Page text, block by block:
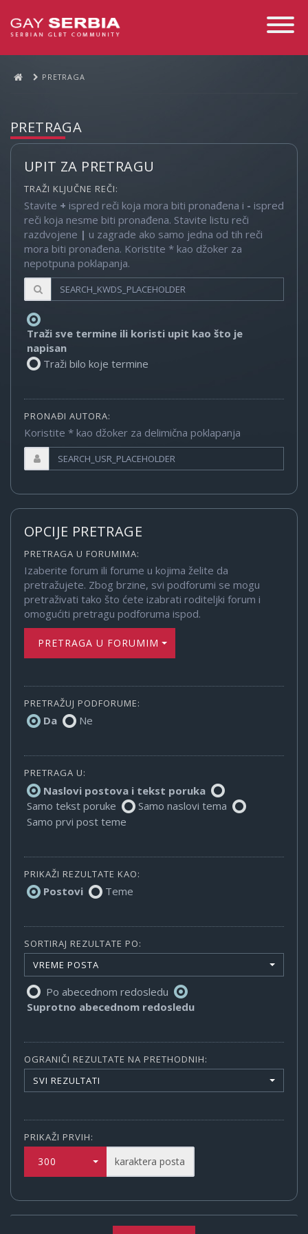
Toggle
PRETRAGA
PRETRAGA
UPIT ZA PRETRAGU
TRAŽI KLJUČNE REČI:
Stavite + ispred reči koja mora biti pronađena i - ispred
reči koja nesme biti pronađena. Stavite listu reči
razdvojene | u zagrade ako samo jedna od tih reči
mora biti pronađena. Koristite * kao džoker za
nepotpuna poklapanja.
Traži sve termine ili koristi upit kao što je
napisan
Traži bilo koje termine
PRONAĐI AUTORA:
Koristite * kao džoker za delimična poklapanja
OPCIJE PRETRAGE
PRETRAGA U FORUMIMA:
Izaberite forum ili forume u kojima želite da
pretražujete. Zbog brzine, svi podforumi se mogu
pretraživati tako što ćete izabrati roditeljki forum i
omogućiti pretragu podforuma ispod.
PRETRAGA U FORUMIMA
PRETRAŽUJ PODFORUME:
Da Ne
PRETRAGA U:
Naslovi postova i tekst poruka
Samo tekst poruke
Samo naslovi tema
Samo prvi post teme
PRIKAŽI REZULTATE KAO:
Postovi Teme
SORTIRAJ REZULTATE PO:
VREME POSTA
Po abecednom redosledu
Suprotno abecednom redosledu
OGRANIČI REZULTATE NA PRETHODNIH:
SVI REZULTATI
PRIKAŽI PRVIH:
300 karaktera posta